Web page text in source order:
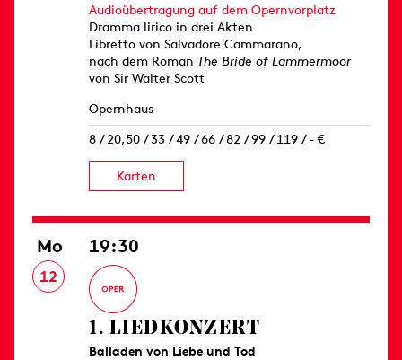
Audioübertragung auf dem Opernvorplatz
Dramma lirico in drei Akten
Libretto von Salvadore Cammarano,
nach dem Roman The Bride of Lammermoor
von Sir Walter Scott
Opernhaus
8 / 20,50 / 33 / 49 / 66 / 82 / 99 / 119 / - €
Karten
Mo
12
19:30
1. LIED­KONZERT
Balladen von Liebe und Tod